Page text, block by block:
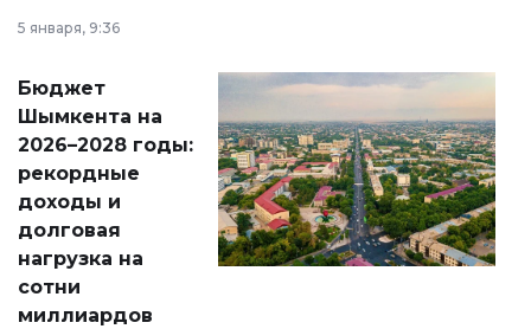
принести
народу
Венесуэлы.
5 января, 9:36
Бюджет
Шымкента на
2026–2028 годы:
рекордные
доходы и
долговая
нагрузка на
сотни
миллиардов